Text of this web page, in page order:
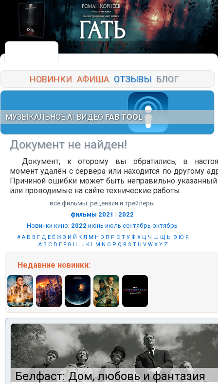
НОВИНКИ АФИША ОТЗЫВЫ БЛОГ
МУЗЫКАЛЬНОЕ AI ВИДЕО FAB TOOL
Документ не найден!
Документ, к оторому вы обратились, в
момент удалён с сервера или находится по другому
Причиной ошибки может быть неправильно указанный
или проводимые на сайте технические работы.
все фильмы: рецензии и трейлеры
фильмы 2021 | 2022
Новинки кино: 2022 июнь июль сентябрь октябрь
# А Б В Г Д Е Ё Ж З И Й К Л М Н О П Р С Т У Ф Х Ц Ч Ш Щ Ы Э Ю Я
A B C D E F G H I J K L M N O P Q R S T U V W X Y Z
Недавние новинки:
Белфаст: Дом, любовь и фантазия